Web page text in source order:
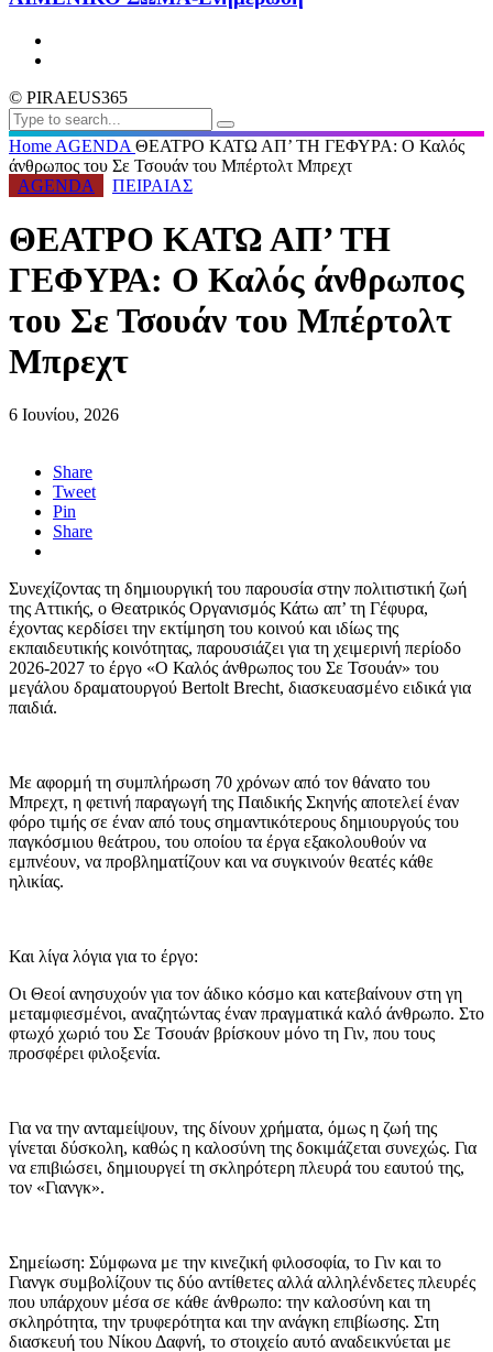
© PIRAEUS365
Home AGENDA ΘΕΑΤΡΟ ΚΑΤΩ ΑΠ’ ΤΗ ΓΕΦΥΡΑ: Ο Καλός
άνθρωπος του Σε Τσουάν του Μπέρτολτ Μπρεχτ
AGENDA
ΠΕΙΡΑΙΑΣ
ΘΕΑΤΡΟ ΚΑΤΩ ΑΠ’ ΤΗ
ΓΕΦΥΡΑ: Ο Καλός άνθρωπος
του Σε Τσουάν του Μπέρτολτ
Μπρεχτ
6 Ιουνίου, 2026
Share
Tweet
Pin
Share
Συνεχίζοντας τη δημιουργική του παρουσία στην πολιτιστική ζωή
της Αττικής, ο Θεατρικός Οργανισμός Κάτω απ’ τη Γέφυρα,
έχοντας κερδίσει την εκτίμηση του κοινού και ιδίως της
εκπαιδευτικής κοινότητας, παρουσιάζει για τη χειμερινή περίοδο
2026-2027 το έργο «Ο Καλός άνθρωπος του Σε Τσουάν» του
μεγάλου δραματουργού Bertolt Brecht, διασκευασμένο ειδικά για
παιδιά.
Με αφορμή τη συμπλήρωση 70 χρόνων από τον θάνατο του
Μπρεχτ, η φετινή παραγωγή της Παιδικής Σκηνής αποτελεί έναν
φόρο τιμής σε έναν από τους σημαντικότερους δημιουργούς του
παγκόσμιου θεάτρου, του οποίου τα έργα εξακολουθούν να
εμπνέουν, να προβληματίζουν και να συγκινούν θεατές κάθε
ηλικίας.
Και λίγα λόγια για το έργο:
Οι Θεοί ανησυχούν για τον άδικο κόσμο και κατεβαίνουν στη γη
μεταμφιεσμένοι, αναζητώντας έναν πραγματικά καλό άνθρωπο. Στο
φτωχό χωριό του Σε Τσουάν βρίσκουν μόνο τη Γιν, που τους
προσφέρει φιλοξενία.
Για να την ανταμείψουν, της δίνουν χρήματα, όμως η ζωή της
γίνεται δύσκολη, καθώς η καλοσύνη της δοκιμάζεται συνεχώς. Για
να επιβιώσει, δημιουργεί τη σκληρότερη πλευρά του εαυτού της,
τον «Γιανγκ».
Σημείωση: Σύμφωνα με την κινεζική φιλοσοφία, το Γιν και το
Γιανγκ συμβολίζουν τις δύο αντίθετες αλλά αλληλένδετες πλευρές
που υπάρχουν μέσα σε κάθε άνθρωπο: την καλοσύνη και τη
σκληρότητα, την τρυφερότητα και την ανάγκη επιβίωσης. Στη
διασκευή του Νίκου Δαφνή, το στοιχείο αυτό αναδεικνύεται με